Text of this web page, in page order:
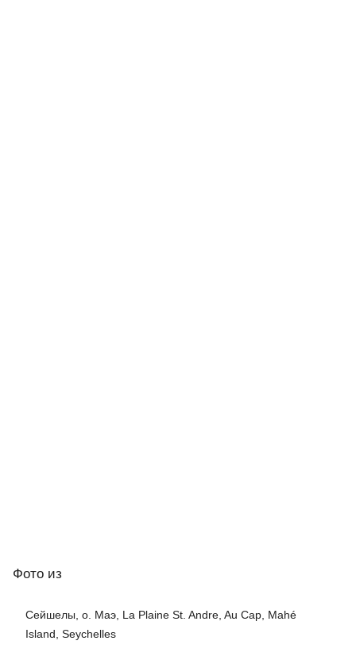
Фото из
Сейшелы, о. Маэ, La Plaine St. Andre, Au Cap, Mahé
Island, Seychelles